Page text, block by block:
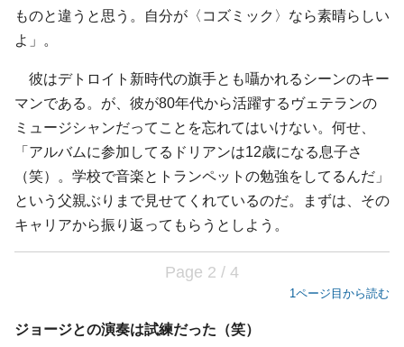
ものと違うと思う。自分が〈コズミック〉なら素晴らしい
よ」。
彼はデトロイト新時代の旗手とも囁かれるシーンのキー
マンである。が、彼が80年代から活躍するヴェテランの
ミュージシャンだってことを忘れてはいけない。何せ、
「アルバムに参加してるドリアンは12歳になる息子さ
（笑）。学校で音楽とトランペットの勉強をしてるんだ」
という父親ぶりまで見せてくれているのだ。まずは、その
キャリアから振り返ってもらうとしよう。
Page 2 / 4
1ページ目から読む
ジョージとの演奏は試練だった（笑）